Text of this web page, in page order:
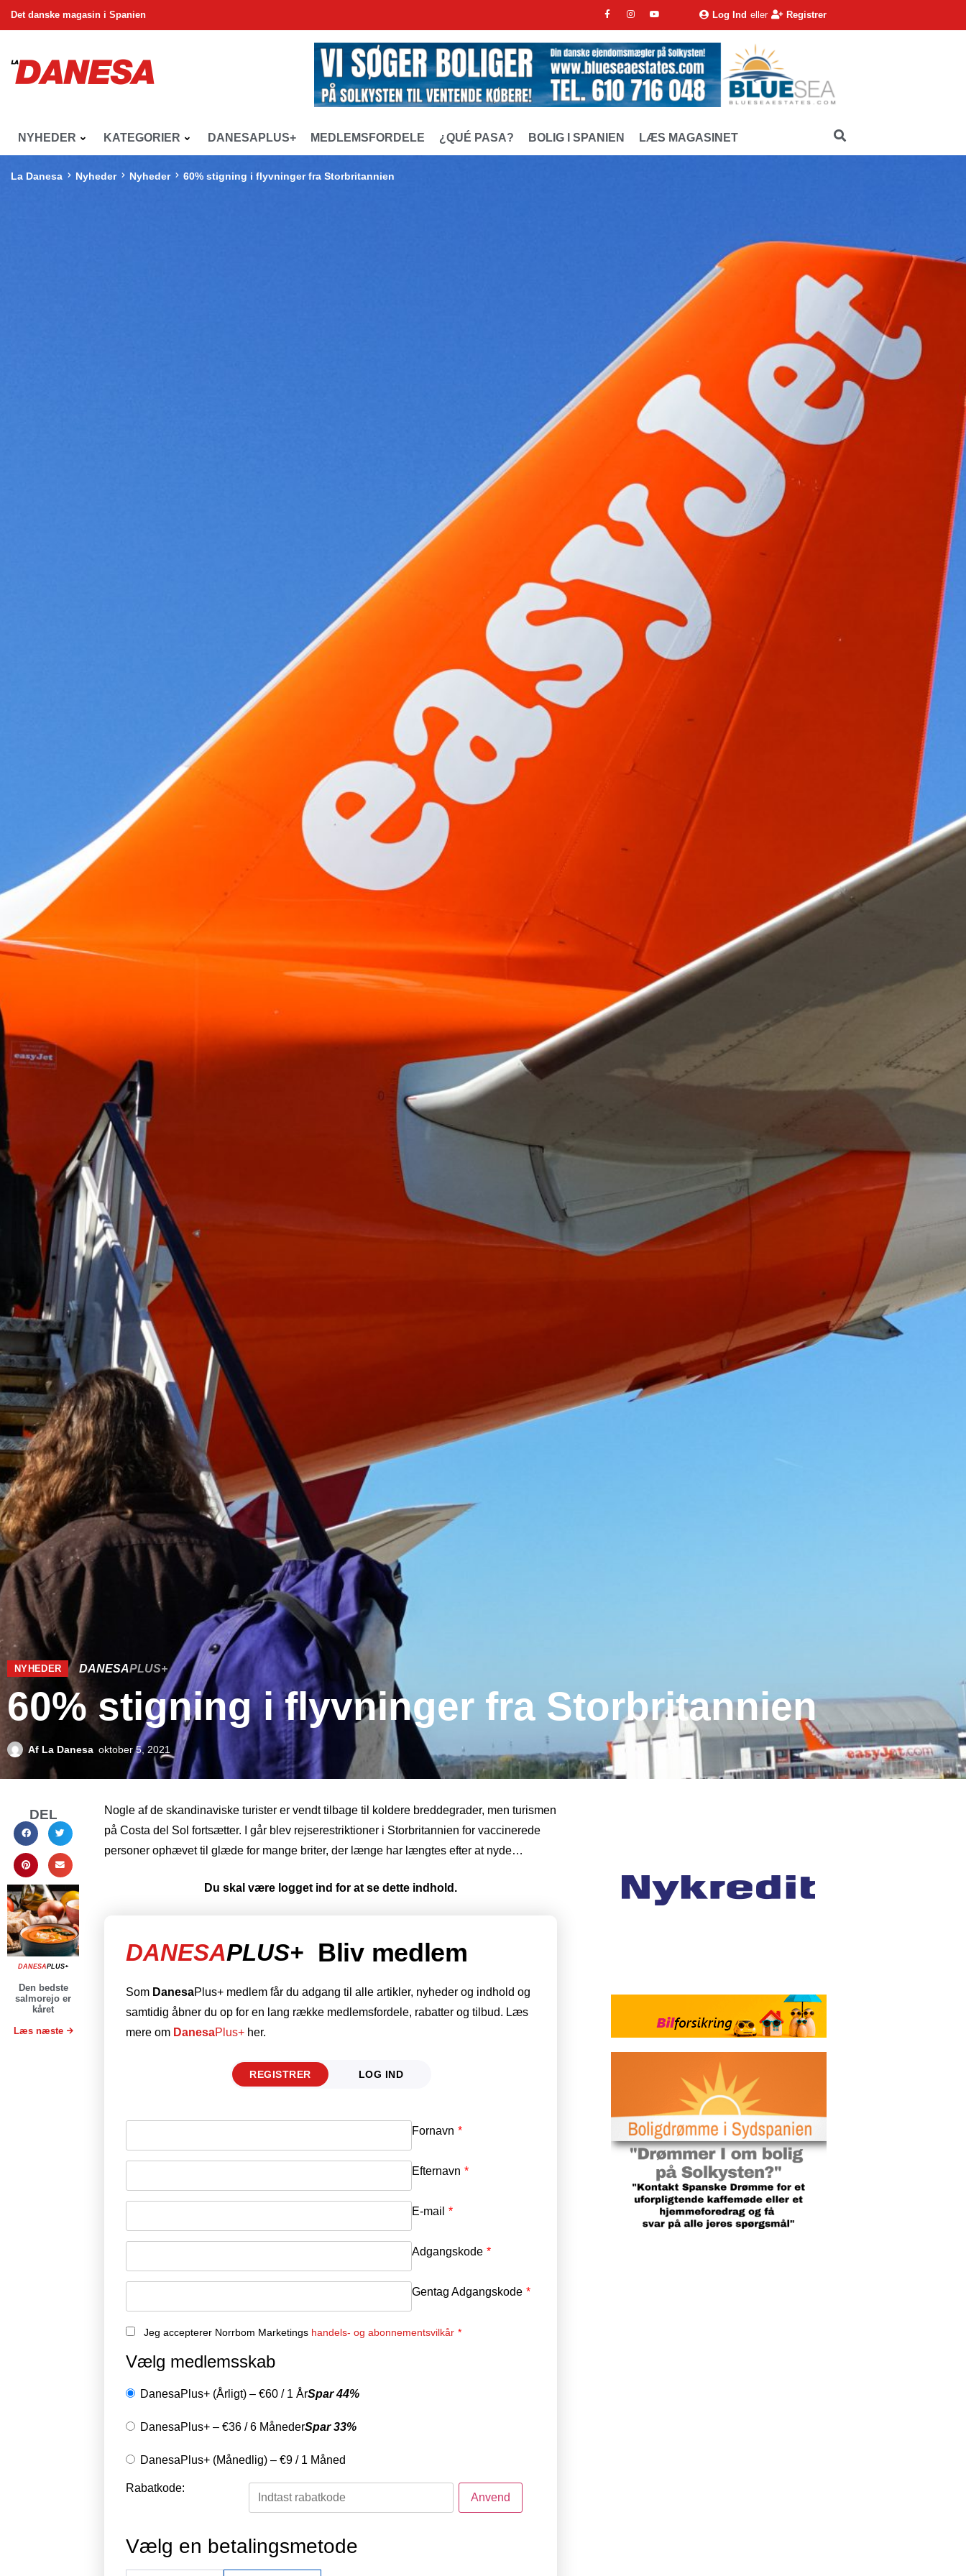
Det danske magasin i Spanien Log Ind eller Registrer
NYHEDER KATEGORIER DANESAPLUS+ MEDLEMSFORDELE ¿QUÉ PASA? BOLIG I SPANIEN LÆS MAGASINET
La Danesa Nyheder Nyheder 60% stigning i flyvninger fra Storbritannien
NYHEDER DANESAPLUS+
60% stigning i flyvninger fra Storbritannien
Af La Danesa oktober 5, 2021
DEL
DANESAPLUS+
Den bedste
salmorejo er
kåret
Læs næste
Nogle af de skandinaviske turister er vendt tilbage til koldere breddegrader, men turismen
på Costa del Sol fortsætter. I går blev rejserestriktioner i Storbritannien for vaccinerede
personer ophævet til glæde for mange briter, der længe har længtes efter at nyde…
Du skal være logget ind for at se dette indhold.
DANESAPLUS+ Bliv medlem
Som DanesaPlus+ medlem får du adgang til alle artikler, nyheder og indhold og
samtidig åbner du op for en lang række medlemsfordele, rabatter og tilbud. Læs
mere om DanesaPlus+ her.
REGISTRER LOG IND
Fornavn *
Efternavn *
E-mail *
Adgangskode *
Gentag Adgangskode *
Jeg accepterer Norrbom Marketings handels- og abonnementsvilkår *
Vælg medlemsskab
DanesaPlus+ (Årligt) – €60 / 1 ÅrSpar 44%
DanesaPlus+ – €36 /6 MånederSpar 33%
DanesaPlus+ (Månedlig) – €9 / 1 Måned
Rabatkode:
Vælg en betalingsmetode
E-mail
Adgangskode